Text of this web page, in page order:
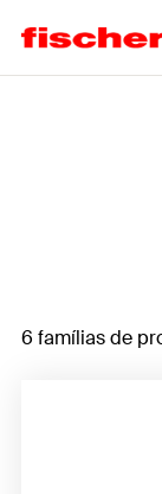
6 famílias de